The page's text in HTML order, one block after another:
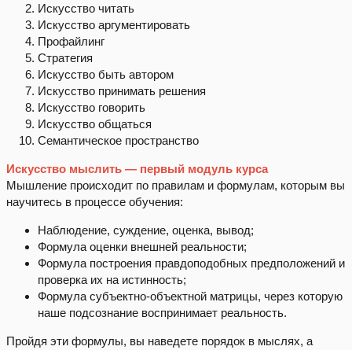
Искусство читать
Искусство аргументировать
Профайлинг
Стратегия
Искусство быть автором
Искусство принимать решения
Искусство говорить
Искусство общаться
Семантическое пространство
Искусство мыслить — первый модуль курса
Мышление происходит по правилам и формулам, которым вы
научитесь в процессе обучения:
Наблюдение, суждение, оценка, вывод;
Формула оценки внешней реальности;
Формула построения правдоподобных предположений и
проверка их на истинность;
Формула субъектно-объектной матрицы, через которую
наше подсознание воспринимает реальность.
Пройдя эти формулы, вы наведете порядок в мыслях, а